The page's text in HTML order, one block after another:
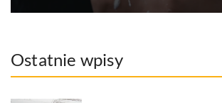
Ostatnie wpisy